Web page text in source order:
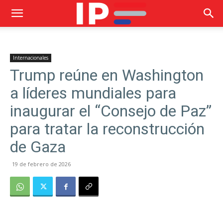
Internacionales
Trump reúne en Washington
a líderes mundiales para
inaugurar el “Consejo de Paz”
para tratar la reconstrucción
de Gaza
19 de febrero de 2026